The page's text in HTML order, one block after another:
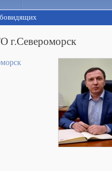
г.Североморск